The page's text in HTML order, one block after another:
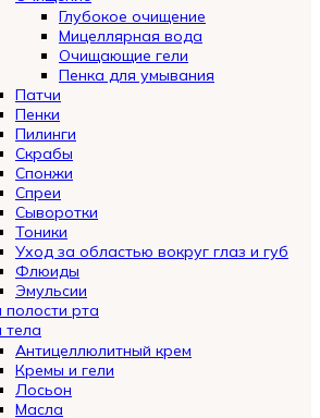
Глубокое очищение
Мицеллярная вода
Очищающие гели
Пенка для умывания
Патчи
Пенки
Пилинги
Скрабы
Спонжи
Спреи
Сыворотки
Тоники
Уход за областью вокруг глаз и губ
Флюиды
Эмульсии
рта
тела
Антицеллюлитный крем
Кремы и гели
Лосьон
Масла